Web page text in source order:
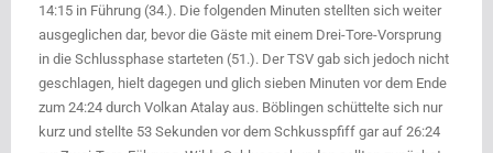
14:15 in Führung (34.). Die folgenden Minuten stellten sich weiter
ausgeglichen dar, bevor die Gäste mit einem Drei-Tore-Vorsprung
in die Schlussphase starteten (51.). Der TSV gab sich jedoch nicht
geschlagen, hielt dagegen und glich sieben Minuten vor dem Ende
zum 24:24 durch Volkan Atalay aus. Böblingen schüttelte sich nur
kurz und stellte 53 Sekunden vor dem Schkusspfiff gar auf 26:24